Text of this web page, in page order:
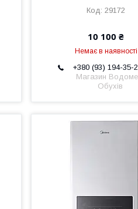
29172
10 100 ₴
Немає в наявності
+380 (93) 194-35-
Магазин
Обухів